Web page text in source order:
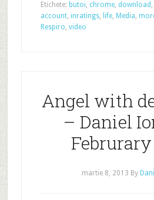
Etichete: butoi, chrome, download ,
account, inratings, life, Media,
Respiro, video
Angel with
– Daniel
Februrary
martie 8, 2013 By